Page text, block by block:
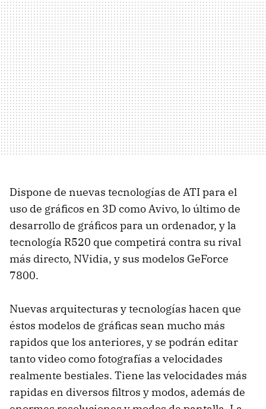
Dispone de nuevas tecnologías de ATI para el
uso de gráficos en 3D como Avivo, lo último de
desarrollo de gráficos para un ordenador, y la
tecnología R520 que competirá contra su rival
más directo, NVidia, y sus modelos GeForce
7800.
Nuevas arquitecturas y tecnologías hacen que
éstos modelos de gráficas sean mucho más
rapidos que los anteriores, y se podrán editar
tanto video como fotografías a velocidades
realmente bestiales. Tiene las velocidades más
rapidas en diversos filtros y modos, además de